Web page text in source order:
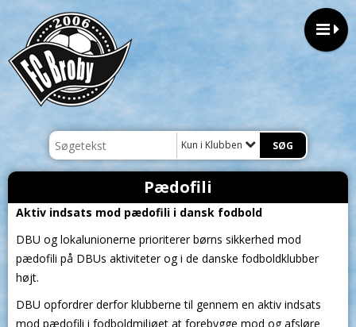
Kun i Klubben
Pædofili
Aktiv indsats mod pædofili i dansk fodbold
DBU og lokalunionerne prioriterer børns sikkerhed mod
pædofili på DBUs aktiviteter og i de danske fodboldklubber
højt.
DBU opfordrer derfor klubberne til gennem en aktiv indsats
mod pædofili i fodboldmiljøet at forebygge mod og afsløre